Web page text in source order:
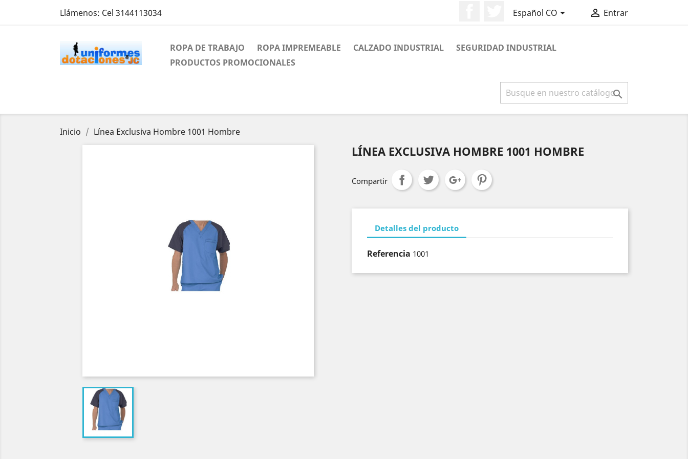
Llámenos: Cel 3144113034 Español CO  Entrar
ROPA DE TRABAJO ROPA IMPREMEABLE CALZADO INDUSTRIAL
SEGURIDAD INDUSTRIAL
PRODUCTOS PROMOCIONALES

Inicio Línea Exclusiva Hombre 1001 Hombre
LÍNEA EXCLUSIVA HOMBRE 1001 HOMBRE
Compartir
Detalles del producto
Referencia 1001